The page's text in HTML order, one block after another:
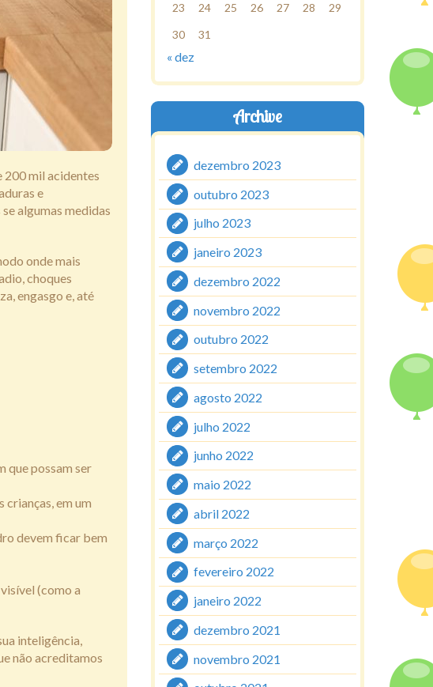
200 mil acidentes
e
algumas medidas
onde mais
choques
engasgo e, até
que possam ser
em um
devem ficar bem
(como a
inteligência,
não acreditamos
23
24 25 26 27 28
29
30
31
« dez
Archive
dezembro 2023
outubro 2023
julho 2023
janeiro 2023
dezembro 2022
novembro 2022
outubro 2022
setembro 2022
agosto 2022
julho 2022
junho 2022
maio 2022
abril 2022
março 2022
fevereiro 2022
janeiro 2022
dezembro 2021
novembro 2021